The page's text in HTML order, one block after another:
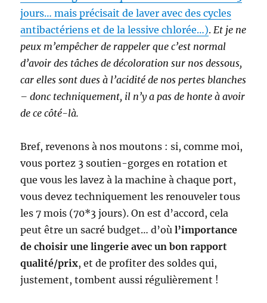
jours… mais précisait de laver avec des cycles
antibactériens et de la lessive chlorée…). Et je ne
peux m’empêcher de rappeler que c’est normal
d’avoir des tâches de décoloration sur nos dessous,
car elles sont dues à l’acidité de nos pertes blanches
– donc techniquement, il n’y a pas de honte à avoir
de ce côté-là.
Bref, revenons à nos moutons : si, comme moi,
vous portez 3 soutien-gorges en rotation et
que vous les lavez à la machine à chaque port,
vous devez techniquement les renouveler tous
les 7 mois (70*3 jours). On est d’accord, cela
peut être un sacré budget… d’où l’importance
de choisir une lingerie avec un bon rapport
qualité/prix, et de profiter des soldes qui,
justement, tombent aussi régulièrement !